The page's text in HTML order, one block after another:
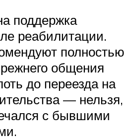
поддержка
реабилитации.
полностью
общения
до переезда на
— нельзя,
с бывшими